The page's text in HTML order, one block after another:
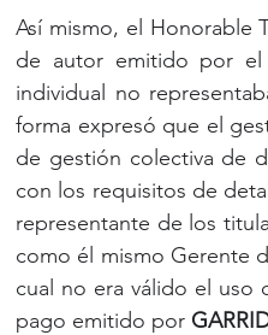
Así mismo, el Honorable
de autor emitido por el
individual no
forma expresó que el
de gestión colectiva de
con los requisitos de
representante de los
como él mismo Gerente
cual no era válido el uso
pago emitido por